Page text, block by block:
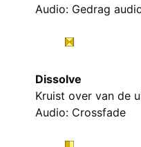
Audio: Gedrag
Dissolve
Kruist over van de
Audio: Crossfade